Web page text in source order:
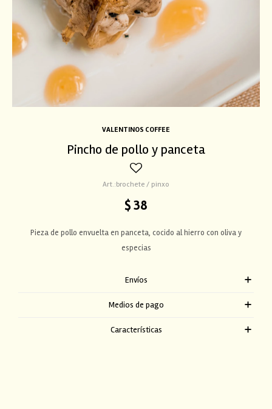
VALENTINOS COFFEE
Pincho de pollo y panceta
brochete / pinxo
$38
Pieza de pollo envuelta en panceta, cocido al hierro con oliva y
especias
Envíos
Medios de pago
Características